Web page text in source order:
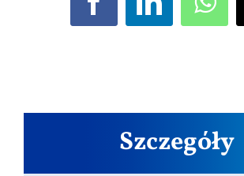
LinkedIn
Szczegóły